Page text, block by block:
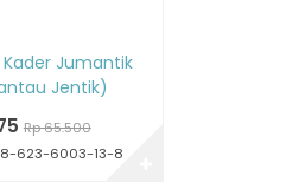
Jumantik
Jentik)
Rp 65.500
623-6003-13-8